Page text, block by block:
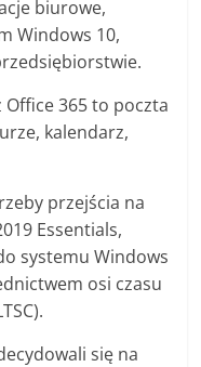
biurowe,
Windows 10,
Office 365 to poczta
kalendarz,
przejścia na
Essentials,
systemu Windows
osi czasu
się na